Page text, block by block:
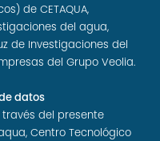
de CETAQUA,
del agua,
de Investigaciones del
del Grupo Veolia.
datos
del presente
Centro Tecnológico